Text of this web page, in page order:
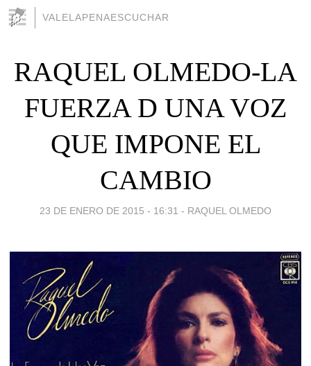
VALELAPENAESCUCHAR
RAQUEL OLMEDO-LA
FUERZA D UNA VOZ
QUE IMPONE EL
CAMBIO
23 DE ENERO DE 2015 - 16:31 - RAQUEL OLMEDO